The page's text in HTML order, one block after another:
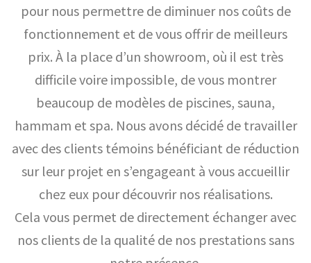
pour nous permettre de diminuer nos coûts de
fonctionnement et de vous offrir de meilleurs
prix. À la place d’un showroom, où il est très
difficile voire impossible, de vous montrer
beaucoup de modèles de piscines, sauna,
hammam et spa. Nous avons décidé de travailler
avec des clients témoins bénéficiant de réduction
sur leur projet en s’engageant à vous accueillir
chez eux pour découvrir nos réalisations.
Cela vous permet de directement échanger avec
nos clients de la qualité de nos prestations sans